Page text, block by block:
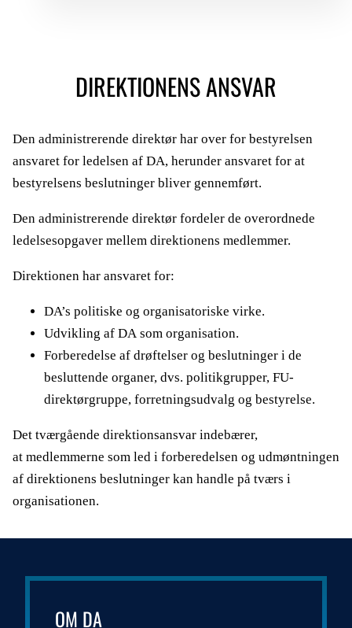
DIREKTIONENS ANSVAR
Den administrerende direktør har over for bestyrelsen
ansvaret for ledelsen af DA, herunder ansvaret for at
bestyrelsens beslutninger bliver gennemført.
Den administrerende direktør fordeler de overordnede
ledelsesopgaver mellem direktionens medlemmer.
Direktionen har ansvaret for:
DA’s politiske og organisatoriske virke.
Udvikling af DA som organisation.
Forberedelse af drøftelser og beslutninger i de
besluttende organer, dvs. politikgrupper, FU-
direktørgruppe, forretningsudvalg og bestyrelse.
Det tværgående direktionsansvar indebærer,
at medlemmerne som led i forberedelsen og udmøntningen
af direktionens beslutninger kan handle på tværs i
organisationen.
OM DA